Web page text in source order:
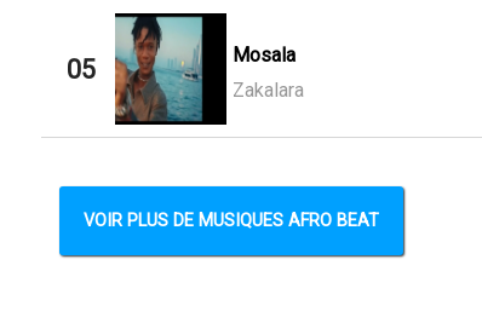
05
Mosala
Zakalara
VOIR PLUS DE MUSIQUES AFRO BEAT